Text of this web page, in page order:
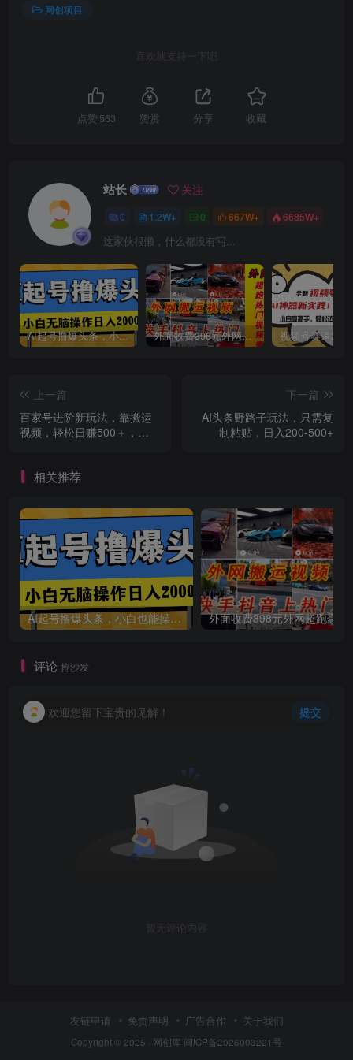
网创项目
喜欢就支持一下吧
点赞 563 赞赏 分享 收藏
站长 关注
0 1.2W+ 0 667W+ 6685W+
这家伙很懒，什么都没有写...
AI起号撸爆头条，小白也能操作，日入2000+ 外面收费398元外网超跑豪车汽车视频搬运至快手抖音上热门项目
上一篇
百家号进阶新玩法，靠搬运
视频，轻松日赚500＋，附
下一篇
AI头条野路子玩法，只需复
制粘贴，日入200-500+
相关推荐
AI起号撸爆头条，小白也能操作，日入2000+
评论 抢沙发
欢迎您留下宝贵的见解！ 提交
暂无评论内容
友链申请 免责声明 广告合作 关于我们
Copyright © 2025 · 网创库 闽ICP备2026003221号